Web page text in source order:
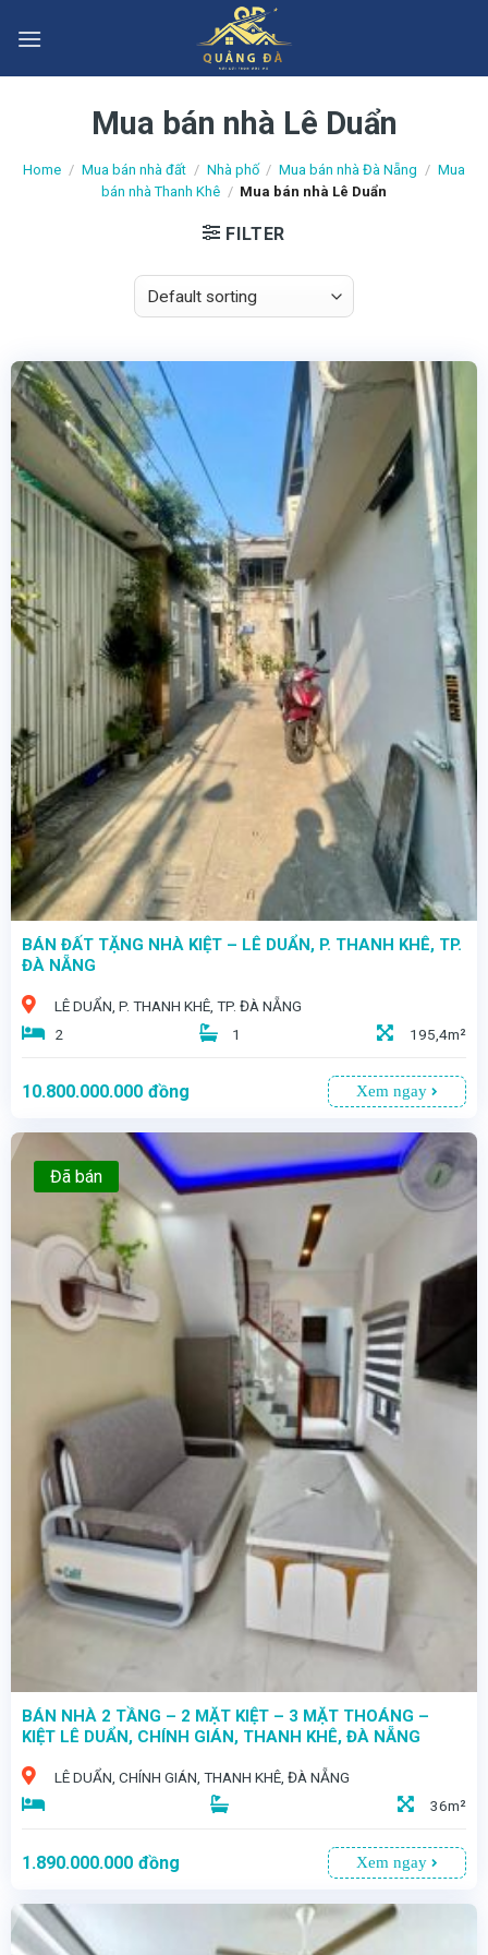
Mua bán nhà Lê Duẩn
Home / Mua bán nhà đất / Nhà phố / Mua bán nhà Đà Nẵng / Mua
bán nhà Thanh Khê / Mua bán nhà Lê Duẩn
FILTER
BÁN ĐẤT TẶNG NHÀ KIỆT – LÊ DUẨN, P. THANH KHÊ, TP.
ĐÀ NẴNG
LÊ DUẨN, P. THANH KHÊ, TP. ĐÀ NẴNG
2
1 195,4m²
10.800.000.000 đồng Xem ngay
Đã bán
BÁN NHÀ 2 TẦNG – 2 MẶT KIỆT – 3 MẶT THOÁNG –
KIỆT LÊ DUẨN, CHÍNH GIÁN, THANH KHÊ, ĐÀ NẴNG
LÊ DUẨN, CHÍNH GIÁN, THANH KHÊ, ĐÀ NẴNG
36m²
1.890.000.000 đồng Xem ngay